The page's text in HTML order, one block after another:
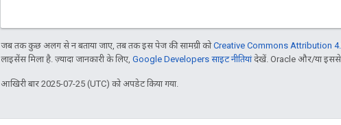
जब तक कुछ अलग से न बताया जाए, तब तक इस पेज की सामग्री कोCreative Commons Attribution
लाइसेंस मिला है. ज़्यादा जानकारी के लिए, Google Developers साइट नीतियांदेखें. Oracle और/या इससे
आखिरी बार 2025-07-25 (UTC) को अपडेट किया गया.